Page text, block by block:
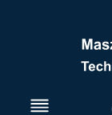
Menu